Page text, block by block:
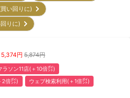
買い回りに)
回りに)
5,374円 5,874円
ラソン11店(＋10倍㌽)
2倍㌽)
ウェブ検索利用(＋1倍㌽)